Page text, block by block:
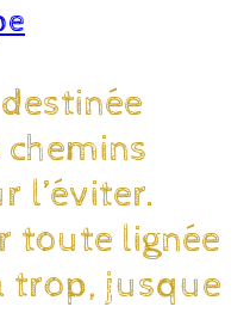
l’éviter.
toute lignée
trop, jusque